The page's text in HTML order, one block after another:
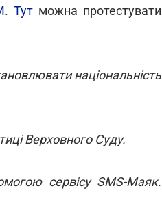
. Тутможна протестувати
національність
Верховного Суду.
сервісу SMS-Маяк.